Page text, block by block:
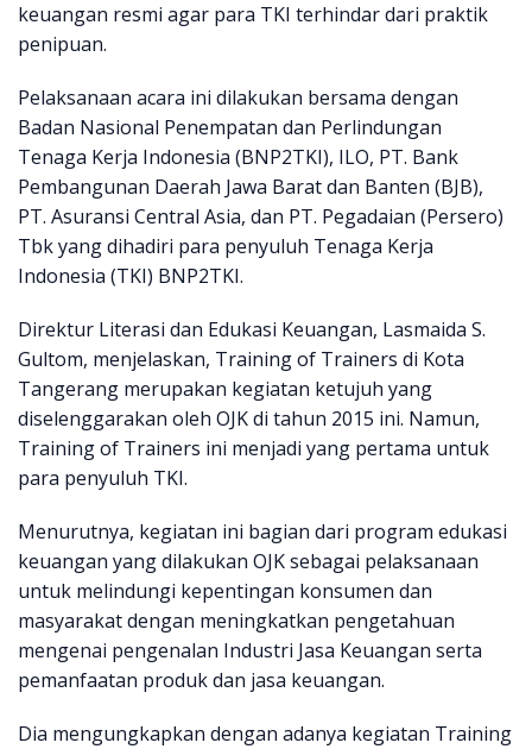
keuangan resmi agar para TKI terhindar dari praktik
penipuan.
Pelaksanaan acara ini dilakukan bersama dengan
Badan Nasional Penempatan dan Perlindungan
Tenaga Kerja Indonesia (BNP2TKI), ILO, PT. Bank
Pembangunan Daerah Jawa Barat dan Banten (BJB),
PT. Asuransi Central Asia, dan PT. Pegadaian (Persero)
Tbk yang dihadiri para penyuluh Tenaga Kerja
Indonesia (TKI) BNP2TKI.
Direktur Literasi dan Edukasi Keuangan, Lasmaida S.
Gultom, menjelaskan, Training of Trainers di Kota
Tangerang merupakan kegiatan ketujuh yang
diselenggarakan oleh OJK di tahun 2015 ini. Namun,
Training of Trainers ini menjadi yang pertama untuk
para penyuluh TKI.
Menurutnya, kegiatan ini bagian dari program edukasi
keuangan yang dilakukan OJK sebagai pelaksanaan
untuk melindungi kepentingan konsumen dan
masyarakat dengan meningkatkan pengetahuan
mengenai pengenalan Industri Jasa Keuangan serta
pemanfaatan produk dan jasa keuangan.
Dia mengungkapkan dengan adanya kegiatan Training